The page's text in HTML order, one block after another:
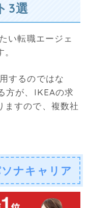
3選
い転職エージェ
するのではな
方が、IKEAの求
ますので、複数社
ナキャリア